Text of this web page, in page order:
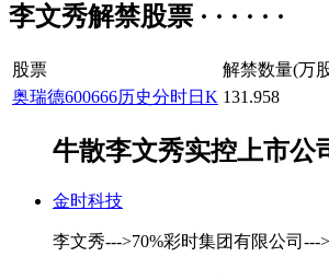
李文秀解禁股票 · · · · · ·
股票 解禁数量(万
奥瑞德600666历史分时日K 131.958
牛散李文秀实控上市公司
金时科技
李文秀--->70%彩时集团有限公司